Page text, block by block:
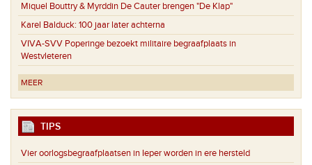
Miquel Bouttry & Myrddin De Cauter brengen "De Klap"
Karel Balduck: 100 jaar later achterna
VIVA-SVV Poperinge bezoekt militaire begraafplaats in
Westvleteren
MEER
TIPS
Vier oorlogsbegraafplaatsen in Ieper worden in ere hersteld